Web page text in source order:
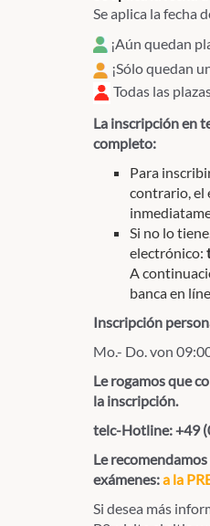
Se aplica la fecha
¡Aún quedan
¡Sólo quedan
Todas las
La inscripción en
completo:
Para
contrario, el
Si no lo
electrónico:
A
banca en
Inscripción
Mo.- Do. von
Le rogamos que
la inscripción.
telc-Hotline: +49
Le
exámenes:a la
Si desea más